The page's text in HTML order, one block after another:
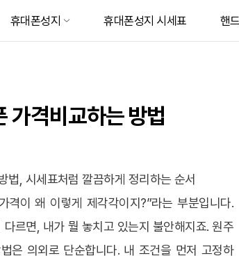
휴대폰성지 휴대폰성지 시세표 핸
가격비교하는 방법
법, 시세표처럼 깔끔하게 정리하는 순서
이 왜 이렇게 제각각이지?”라는 부분입니다.
르면, 내가 뭘 놓치고 있는지 불안해지죠. 원주
은 의외로 단순합니다. 내 조건을 먼저 고정하